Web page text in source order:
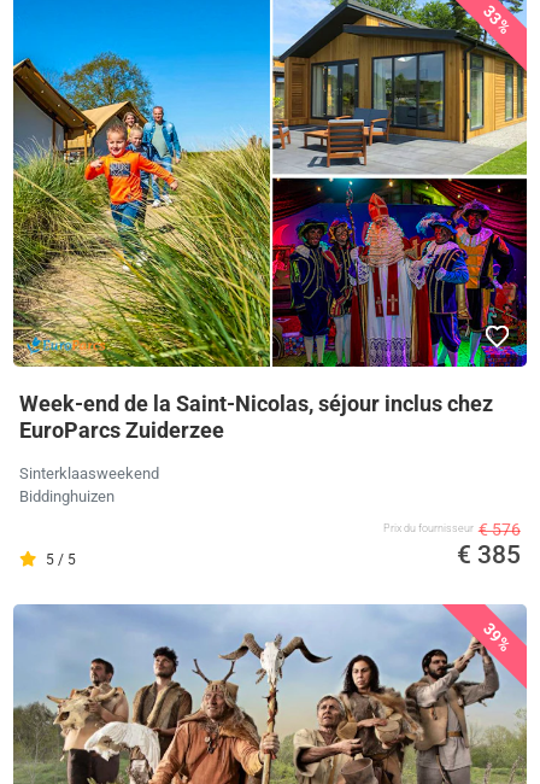
33%
Week-end de la Saint-Nicolas, séjour inclus chez
EuroParcs Zuiderzee
Sinterklaasweekend
Biddinghuizen
5 / 5
Prix ​​du fournisseur € 576
€ 385
39%